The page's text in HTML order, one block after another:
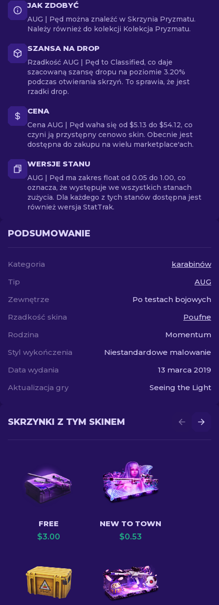
JAK ZDOBYĆ
AUG | Pęd można znaleźć w Skrzynia Pryzmatu.
Należy również do kolekcji Kolekcja Pryzmatu.
SZANSA NA DROP
Rzadkość AUG | Pęd to Classified, co daje
szacowaną szansę dropu na poziomie 3.20%
podczas otwierania skrzyń. To sprawia, że jest
rzadki drop.
CENA
Cena AUG | Pęd waha się od $5.13 do $54.12, co
czyni ją przystępny cenowo skin. Obecnie jest
dostępna do zakupu na wielu marketplace'ach.
WERSJE STANU
AUG | Pęd ma zakres float od 0.05 do 1.00, co
oznacza, że występuje we wszystkich stanach
zużycia. Dla każdego z tych stanów dostępna jest
również wersja StatTrak.
PODSUMOWANIE
Kategoria
karabinów
Tip
AUG
Zewnętrze
Po testach bojowych
Rzadkość skina
Poufne
Rodzina
Momentum
Styl wykończenia
Niestandardowe malowanie
Data wydania
13 marca 2019
Aktualizacja gry
Seeing the Light
SKRZYNKI Z TYM SKINEM
FREE
$3.00
NEW TO TOWN
$0.53